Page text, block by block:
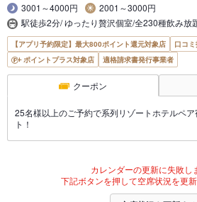
3001～4000円
2001～3000円
駅徒歩2分/ ゆったり贅沢個室/全230種飲み放
【アプリ予約限定】最大800ポイント還元対象店
口コ
ポイントプラス対象店
適格請求書発行事業者
クーポン
25名様以上のご予約で系列リゾートホテルペ
ト！
カレンダーの更新に失敗し
下記ボタンを押して空席状況を更新